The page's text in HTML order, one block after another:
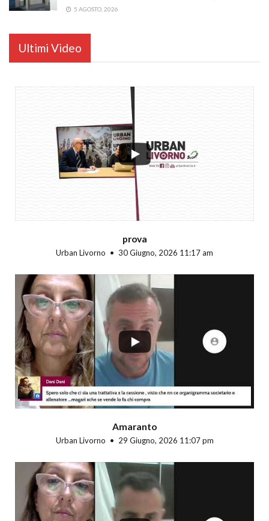
5 AGOSTO, 2026
Ultimi Video
prova
Urban Livorno 30 Giugno, 2026 11:17 am
Amaranto
Urban Livorno 29 Giugno, 2026 11:07 pm